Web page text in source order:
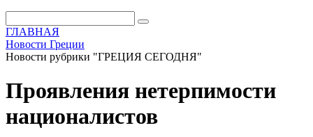
ГЛАВНАЯ
Новости Греции
Новости рубрики "ГРЕЦИЯ СЕГОДНЯ"
Проявления нетерпимости
националистов